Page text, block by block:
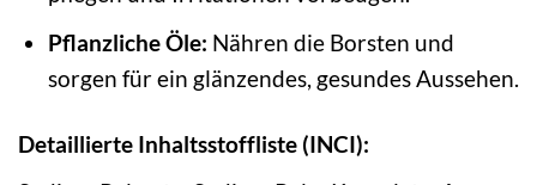
Pflanzliche Öle: Nähren die Borsten und
sorgen für ein glänzendes, gesundes Aussehen.
Detaillierte Inhaltsstoffliste (INCI):